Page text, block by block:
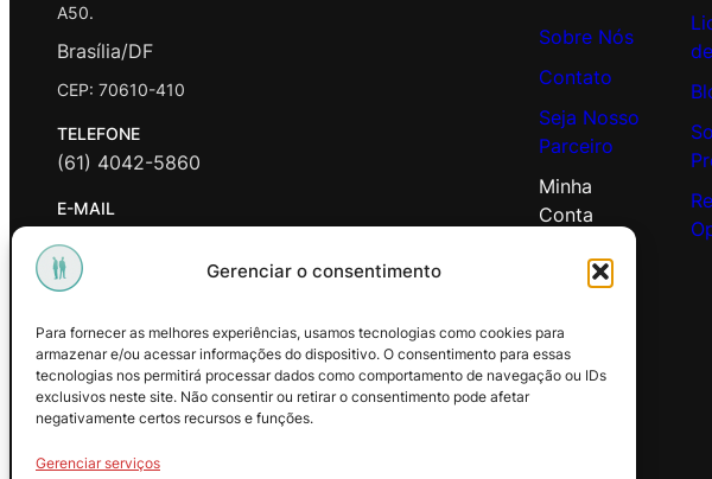
Gerenciar o consentimento
Para fornecer as melhores experiências, usamos tecnologias como cookies para
armazenar e/ou acessar informações do dispositivo. O consentimento para essas
tecnologias nos permitirá processar dados como comportamento de navegação ou IDs
exclusivos neste site. Não consentir ou retirar o consentimento pode afetar
negativamente certos recursos e funções.
Gerenciar serviços
A50.
Brasília/DF
CEP: 70610-410
TELEFONE
(61) 4042-5860
E-MAIL
contato@promasters.net.br
HORÁRIO DE ATENDIMENTO
Facebook Instagram Youtube
Sobre Nós
Contato
Seja Nosso
Parceiro
Minha
Conta